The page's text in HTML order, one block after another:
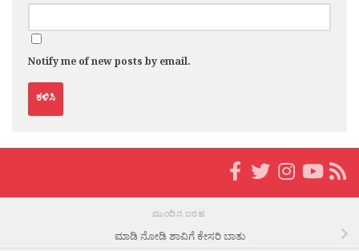
Notify me of new posts by email.
ಮುಂದಿನ ಬರಹ
ಮಾಡಿ ನೋಡಿ ಶಾವಿಗೆ ಕೇಸರಿ ಬಾತು